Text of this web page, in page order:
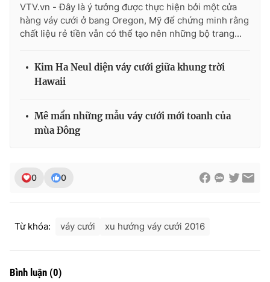
VTV.vn - Đây là ý tưởng được thực hiện bởi một cửa
hàng váy cưới ở bang Oregon, Mỹ để chứng minh rằng
chất liệu rẻ tiền vẫn có thể tạo nên những bộ trang...
Kim Ha Neul diện váy cưới giữa khung trời
Hawaii
Mê mẩn những mẫu váy cưới mới toanh của
mùa Đông
0 0
Từ khóa: váy cưới xu hướng váy cưới 2016
Bình luận (0)